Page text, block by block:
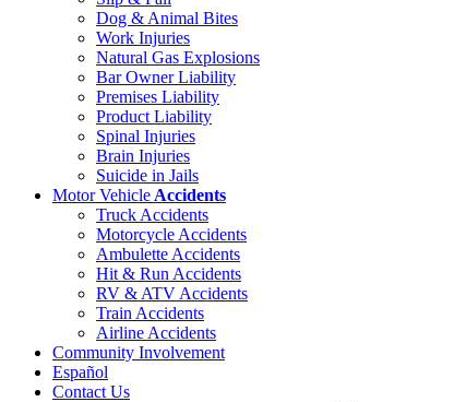
Dog & Animal Bites
Work Injuries
Natural Gas Explosions
Bar Owner Liability
Premises Liability
Product Liability
Spinal Injuries
Brain Injuries
Suicide in Jails
Motor Vehicle Accidents
Truck Accidents
Motorcycle Accidents
Ambulette Accidents
Hit & Run Accidents
RV & ATV Accidents
Train Accidents
Airline Accidents
Community Involvement
Español
Contact Us